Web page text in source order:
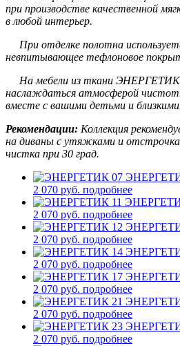
при производстве качественной
в любой интерьер.
При отделке полотна
невпитывающее тефлоновое
На мебели из ткани ЭНЕРГЕТИК
наслаждаться атмосферой
вместе с вашими детьми и
Рекомендации: Коллекция
на диваны с утяжками и
чистка при 30 град.
2 070 руб. подробнее
2 070 руб. подробнее
2 070 руб. подробнее
2 070 руб. подробнее
2 070 руб. подробнее
2 070 руб. подробнее
2 070 руб. подробнее